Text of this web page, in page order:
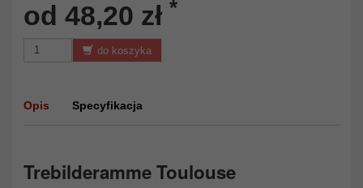
od 48,20 zł *
do koszyka
Opis Specyfikacja
Trebilderamme Toulouse